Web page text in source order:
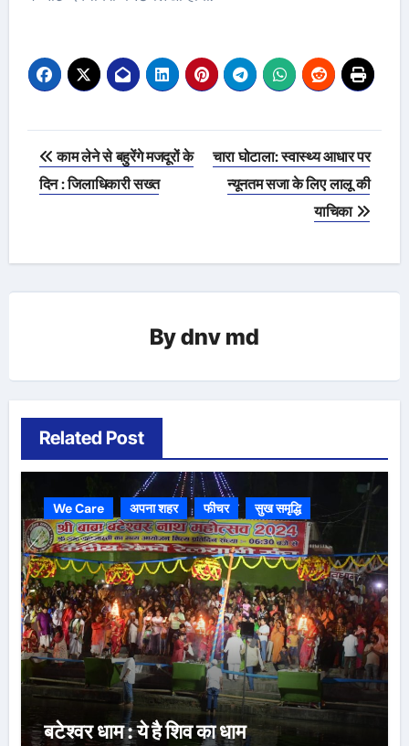
Post
navigation
काम लेने से बहुरेंगे मजदूरों के
दिन : जिलाधिकारी सख्त
चारा घोटाला: स्वास्थ्य आधार पर
न्यूनतम सजा के लिए लालू की
याचिका
Bydnv md
Related Post
We Care अपना शहर फीचर सुख समृद्धि
बटेश्वर धाम : ये है शिव का धाम